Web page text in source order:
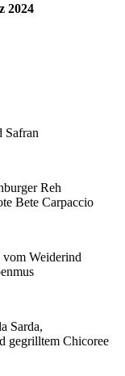
2024
Safran
Reh
Bete Carpaccio
vom Weiderind
Sarda,
gegrilltem Chicoree